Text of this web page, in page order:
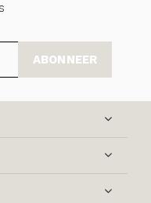
ABONNEER